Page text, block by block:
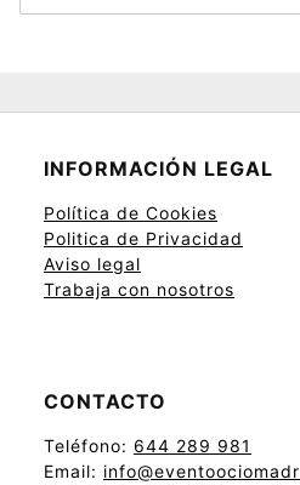
INFORMACIÓN LEGAL
Política de Cookies
Politica de Privacidad
Aviso legal
Trabaja con nosotros
CONTACTO
Teléfono: 644 289 981
Email: